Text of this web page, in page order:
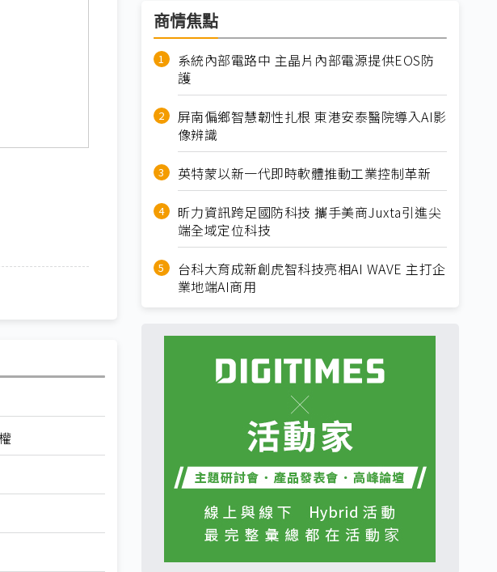
商情焦點
系統內部電路中 主晶片內部電源提供EOS防
護
屏南偏鄉智慧韌性扎根 東港安泰醫院導入AI影
像辨識
英特蒙以新一代即時軟體推動工業控制革新
昕力資訊跨足國防科技 攜手美商Juxta引進尖
端全域定位科技
台科大育成新創虎智科技亮相AI WAVE 主打企
業地端AI商用